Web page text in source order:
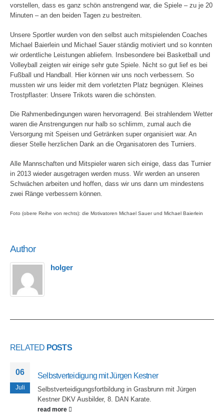
vorstellen, dass es ganz schön anstrengend war, die Spiele – zu je 20
Minuten – an den beiden Tagen zu bestreiten.
Unsere Sportler wurden von den selbst auch mitspielenden Coaches
Michael Baierlein und Michael Sauer ständig motiviert und so konnten
wir ordentliche Leistungen abliefern. Insbesondere bei Basketball und
Volleyball zeigten wir einige sehr gute Spiele. Nicht so gut lief es bei
Fußball und Handball. Hier können wir uns noch verbessern. So
mussten wir uns leider mit dem vorletzten Platz begnügen. Kleines
Trostpflaster: Unsere Trikots waren die schönsten.
Die Rahmenbedingungen waren hervorragend. Bei strahlendem Wetter
waren die Anstrengungen nur halb so schlimm, zumal auch die
Versorgung mit Speisen und Getränken super organisiert war. An
dieser Stelle herzlichen Dank an die Organisatoren des Turniers.
Alle Mannschaften und Mitspieler waren sich einige, dass das Turnier
in 2013 wieder ausgetragen werden muss. Wir werden an unseren
Schwächen arbeiten und hoffen, dass wir uns dann um mindestens
zwei Ränge verbessern können.
Foto (obere Reihe von rechts): die Motivatoren Michael Sauer und Michael Baierlein
Author
holger
RELATED POSTS
06
Juli
Selbstverteidigung mit Jürgen Kestner
Selbstverteidigungsfortbildung in Grasbrunn mit Jürgen
Kestner DKV Ausbilder, 8. DAN Karate.
read more